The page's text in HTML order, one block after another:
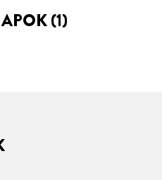
(1)